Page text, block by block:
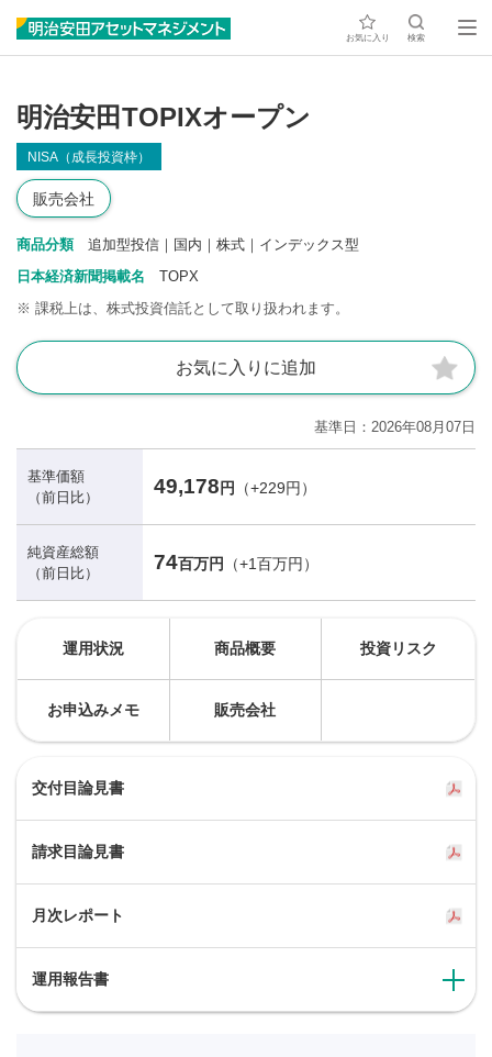
お気に入り 検索
明治安田TOPIXオープン
NISA（成長投資枠）
販売会社
商品分類
追加型投信｜国内｜株式｜インデックス型
日本経済新聞掲載名
TOPX
※ 課税上は、株式投資信託として取り扱われます。
お気に入りに追加
基準日 2026年08月07日
基準価額
（前日比）
49,178 円 （+229円）
純資産総額
（前日比）
74百万円 （+1百万円）
運用状況 商品概要 投資リスク
お申込みメモ 販売会社
交付目論見書
請求目論見書
月次レポート
運用報告書